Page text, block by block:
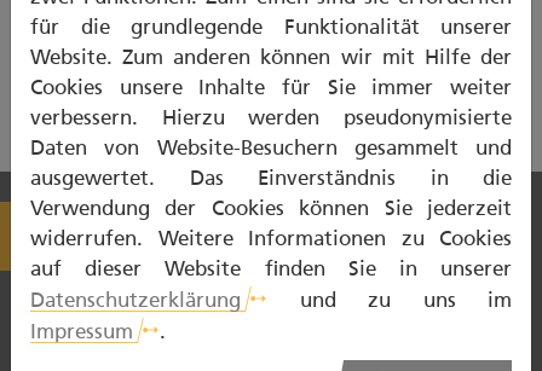
GESUNDE ZÄHNE IM ALTER - MP4
für die grundlegende Funktionalität unserer
Website. Zum anderen können wir mit Hilfe der
Cookies unsere Inhalte für Sie immer weiter
verbessern. Hierzu werden pseudonymisierte
Daten von Website-Besuchern gesammelt und
ausgewertet. Das Einverständnis in die
Verwendung der Cookies können Sie jederzeit
widerrufen. Weitere Informationen zu Cookies
auf dieser Website finden Sie in unserer
Datenschutzerklärung
und zu uns im
Impressum
.